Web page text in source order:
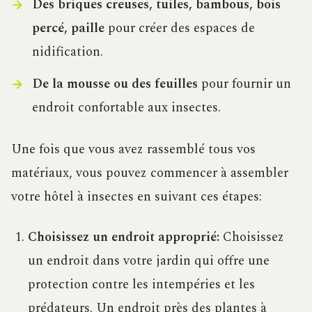
Des briques creuses, tuiles, bambous, bois
percé, paillepour créer des espaces de
nidification.
De la mousse ou des feuilles pour fournir un
endroit confortable aux insectes.
Une fois que vous avez rassemblé tous vos
matériaux, vous pouvez commencer à assembler
votre hôtel à insectes en suivant ces étapes:
Choisissez un endroit approprié: Choisissez
un endroit dans votre jardin qui offre une
protection contre les intempéries et les